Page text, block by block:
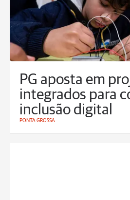
PG aposta em
integrados para
inclusão digital
PONTA GROSSA